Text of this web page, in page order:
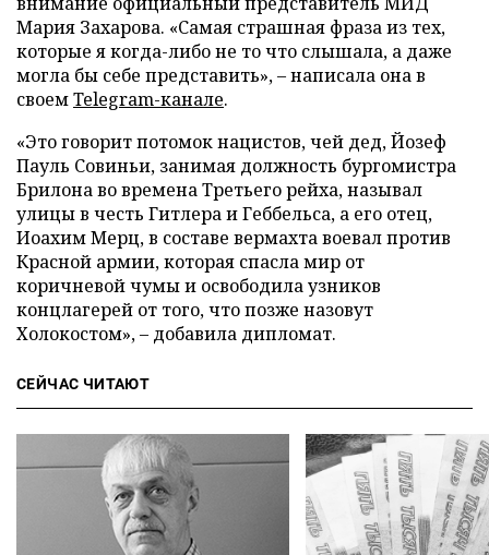
Мария Захарова. «Самая страшная фраза из тех,
которые я когда-либо не то что слышала, а даже
могла бы себе представить», – написала она в
своемTelegram-канале.
«Это говорит потомок нацистов, чей дед, Йозеф
Пауль Совиньи, занимая должность бургомистра
Брилона во времена Третьего рейха, называл
улицы в честь Гитлера и Геббельса, а его отец,
Иоахим Мерц, в составе вермахта воевал против
Красной армии, которая спасла мир от
коричневой чумы и освободила узников
концлагерей от того, что позже назовут
Холокостом», – добавила дипломат.
СЕЙЧАС ЧИТАЮТ